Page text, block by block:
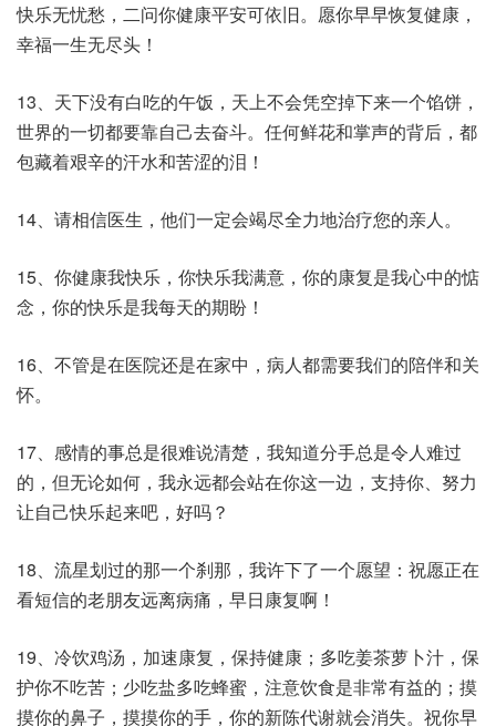
快乐无忧愁，二问你健康平安可依旧。愿你早早恢复健康，
幸福一生无尽头！
13、天下没有白吃的午饭，天上不会凭空掉下来一个馅饼，
世界的一切都要靠自己去奋斗。任何鲜花和掌声的背后，都
包藏着艰辛的汗水和苦涩的泪！
14、请相信医生，他们一定会竭尽全力地治疗您的亲人。
15、你健康我快乐，你快乐我满意，你的康复是我心中的惦
念，你的快乐是我每天的期盼！
16、不管是在医院还是在家中，病人都需要我们的陪伴和关
怀。
17、感情的事总是很难说清楚，我知道分手总是令人难过
的，但无论如何，我永远都会站在你这一边，支持你、努力
让自己快乐起来吧，好吗？
18、流星划过的那一个刹那，我许下了一个愿望：祝愿正在
看短信的老朋友远离病痛，早日康复啊！
19、冷饮鸡汤，加速康复，保持健康；多吃姜茶萝卜汁，保
护你不吃苦；少吃盐多吃蜂蜜，注意饮食是非常有益的；摸
摸你的鼻子，摸摸你的手，你的新陈代谢就会消失。祝你早